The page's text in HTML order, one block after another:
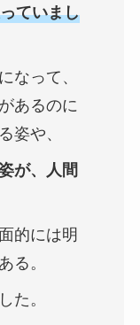
ていまし
なって、
あるのに
姿や、
が、人間
的には明
る。
た。